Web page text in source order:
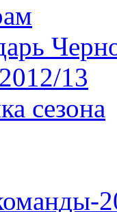
13
сезона